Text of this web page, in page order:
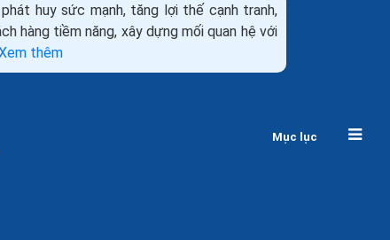
Mục lục
các bạn thấy điện tử điện lạnh hiện được
huy sức mạnh, tăng lợi thế cạnh tranh,
hàng tiềm năng, xây dựng mối quan hệ với
thêm